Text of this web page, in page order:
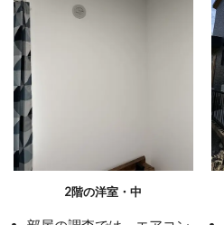
2階の洋室・中